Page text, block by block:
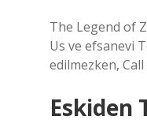
The Legend of
Us ve efsanevi
edilmezken,
Eskiden